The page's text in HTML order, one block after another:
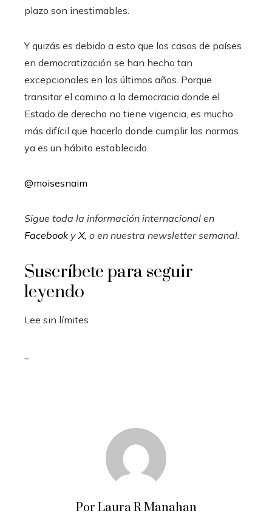
plazo son inestimables.
Y quizás es debido a esto que los casos de países
en democratización se han hecho tan
excepcionales en los últimos años. Porque
transitar el camino a la democracia donde el
Estado de derecho no tiene vigencia, es mucho
más difícil que hacerlo donde cumplir las normas
ya es un hábito establecido.
@moisesnaim
Sigue toda la información internacional en
Facebooky X, o en nuestra newsletter semanal
Suscríbete para seguir
leyendo
Lee sin límites
Por Laura R Manahan